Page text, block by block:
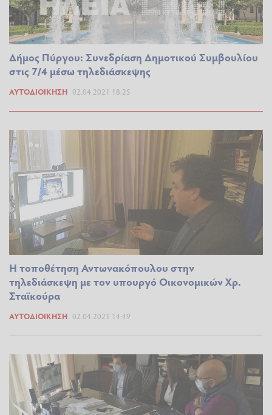
Δήμος Πύργου: Συνεδρίαση Δημοτικού Συμβουλίου
στις 7/4 μέσω τηλεδιάσκεψης
ΑΥΤΟΔΙΟΊΚΗΣΗ 02.04.2021 18:25
Η τοποθέτηση Αντωνακόπουλου στην
τηλεδιάσκεψη με τον υπουργό Οικονομικών Χρ.
Σταϊκούρα
ΑΥΤΟΔΙΟΊΚΗΣΗ 02.04.2021 14:49